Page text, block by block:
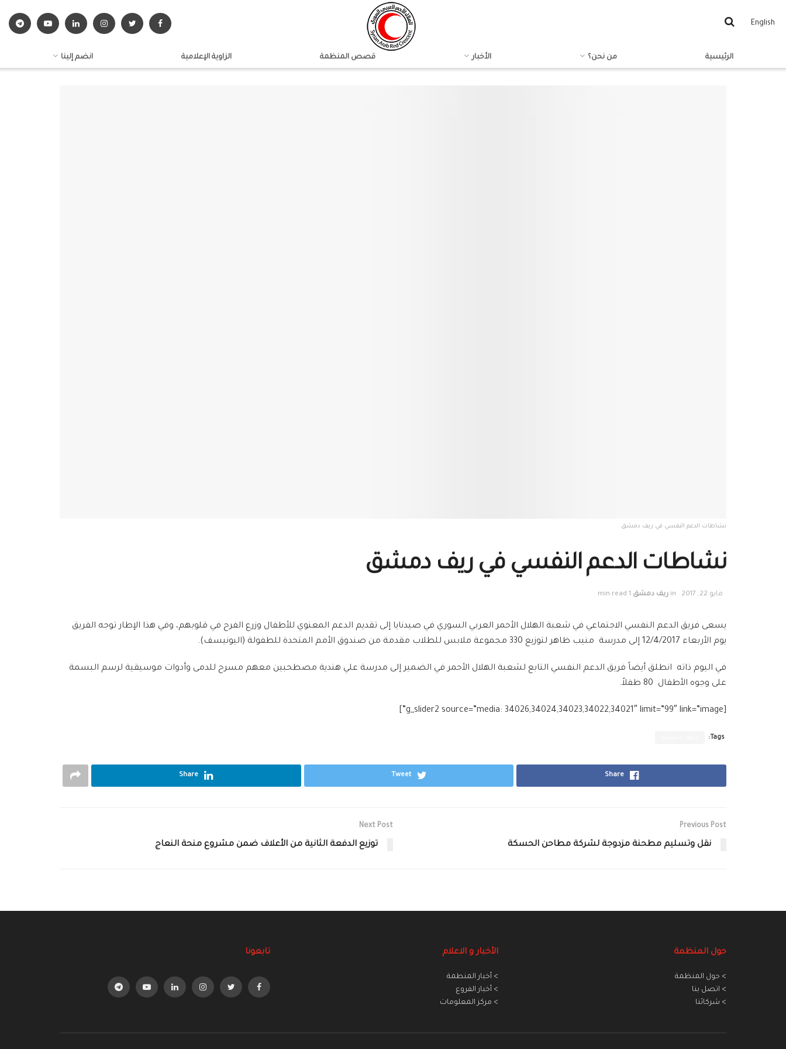
English
الرئيسية من نحن؟ الأخبار قصص المنظمة الزاوية الإعلامية انضم إلينا
نشاطات الدعم النفسي في ريف دمشق
نشاطات الدعم النفسي في ريف دمشق
مايو 22, 2017 in ريف دمشق 1 min read
يسعى فريق الدعم النفسي الاجتماعي في شعبة الهلال الأحمر العربي السوري في صيدنايا إلى تقديم الدعم المعنوي للأطفال وزرع الفرح في قلوبهم، وفي هذا الإطار توجه الفريق
يوم الأربعاء 12/4/2017 إلى مدرسة منيب ظاهر لتوزيع 330 مجموعة ملابس للطلاب مقدمة من صندوق الأمم المتحدة للطفولة (اليونيسف).
في اليوم ذاته انطلق أيضاً فريق الدعم النفسي التابع لشعبة الهلال الأحمر في الضمير إلى مدرسة علي هندية مصطحبين معهم مسرح للدمى وأدوات موسيقية لرسم البسمة
على وجوه الأطفال 80 طفلاً.
[g_slider2 source=”media: 34026,34024,34023,34022,34021″ limit=”99″ link=”image”]
Tags:
Share
Tweet
Share
Previous Post
نقل وتسليم مطحنة مزدوجة لشركة مطاحن الحسكة
Next Post
توزيع الدفعة الثانية من الأعلاف ضمن مشروع منحة النعاج
حول المنظمة
> حول المنظمة
> اتصل بنا
> شركائنا
الأخبار و الاعلام
> أخبار المنطمة
> أخبار الفروع
> مركز المعلومات
تابعونا